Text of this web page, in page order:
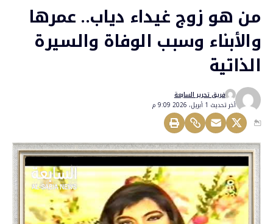
من هو زوج غيداء دياب.. عمرها
والأبناء وسبب الوفاة والسيرة
الذاتية
أخر تحديث 1 أبريل، 2026 9:09 م
فريق تحرير السابعة